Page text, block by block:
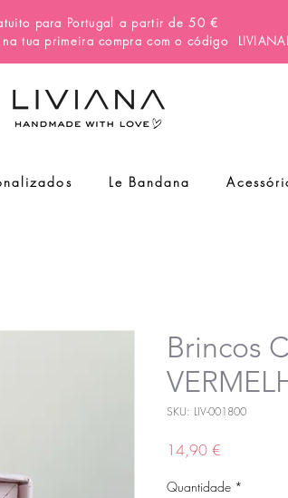
para Portugal a partir de 50 €
tua primeira compra com o código
Le Bandana
Brincos
SKU: LIV-001800
14,90 €
Quantidade *